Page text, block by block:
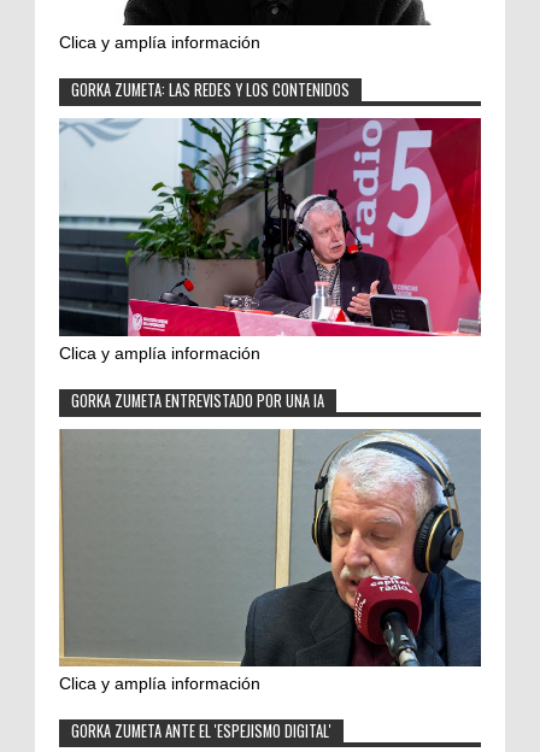
Clica y amplía información
GORKA ZUMETA: LAS REDES Y LOS CONTENIDOS
Clica y amplía información
GORKA ZUMETA ENTREVISTADO POR UNA IA
Clica y amplía información
GORKA ZUMETA ANTE EL 'ESPEJISMO DIGITAL'